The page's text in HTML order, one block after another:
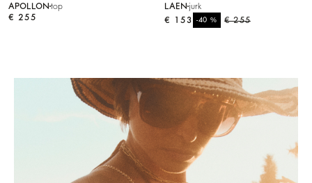
APOLLON top
€ 255
LAEN jurk
€ 255
-40%
€ 153